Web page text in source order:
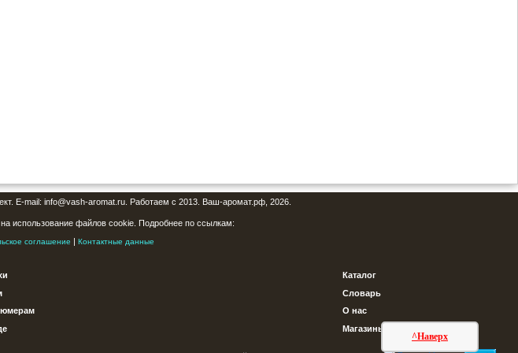
^Наверх
E-mail: info@vash-aromat.ru. Работаем с 2013. Ваш-аромат.рф, 2026.
использование файлов cookie. Подробнее по ссылкам:
соглашение | Контактные данные
Каталог
Словарь
О нас
Магазины